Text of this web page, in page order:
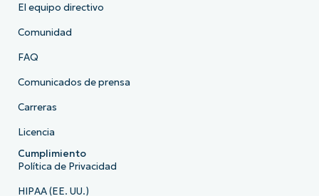
El equipo directivo
Comunidad
FAQ
Comunicados de prensa
Carreras
Licencia
Cumplimiento
Política de Privacidad
HIPAA (EE. UU.)